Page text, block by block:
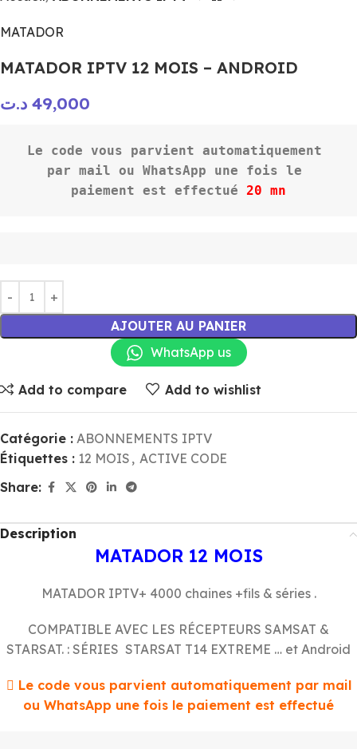
MATADOR
MATADOR IPTV 12 MOIS – ANDROID
49,000 د.ت
Le code vous parvient automatiquement
par mail ou WhatsApp une fois le
paiement est effectué 20 mn
AJOUTER AU PANIER
WhatsApp us
Add to compare Add to wishlist
Catégorie : ABONNEMENTS IPTV
Étiquettes : 12 MOIS , ACTIVE CODE
Share:
Description
MATADOR 12 MOIS
MATADOR IPTV+ 4000 chaines +fils & séries .
COMPATIBLE AVEC LES RÉCEPTEURS SAMSAT &
STARSAT. : SÉRIES STARSAT T14 EXTREME … et Android
 Le code vous parvient automatiquement par mail
ou WhatsApp une fois le paiement est effectué